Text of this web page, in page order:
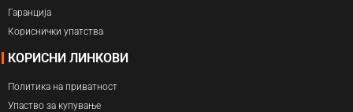
Гаранција
Кориснички упатства
КОРИСНИ ЛИНКОВИ
Политика на приватност
Упаство за купување